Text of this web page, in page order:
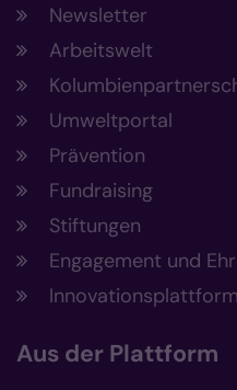
Newsletter
Arbeitswelt
Umweltportal
Prävention
Fundraising
Stiftungen
Engagement und
Innovationsplattform
Aus der Plattform